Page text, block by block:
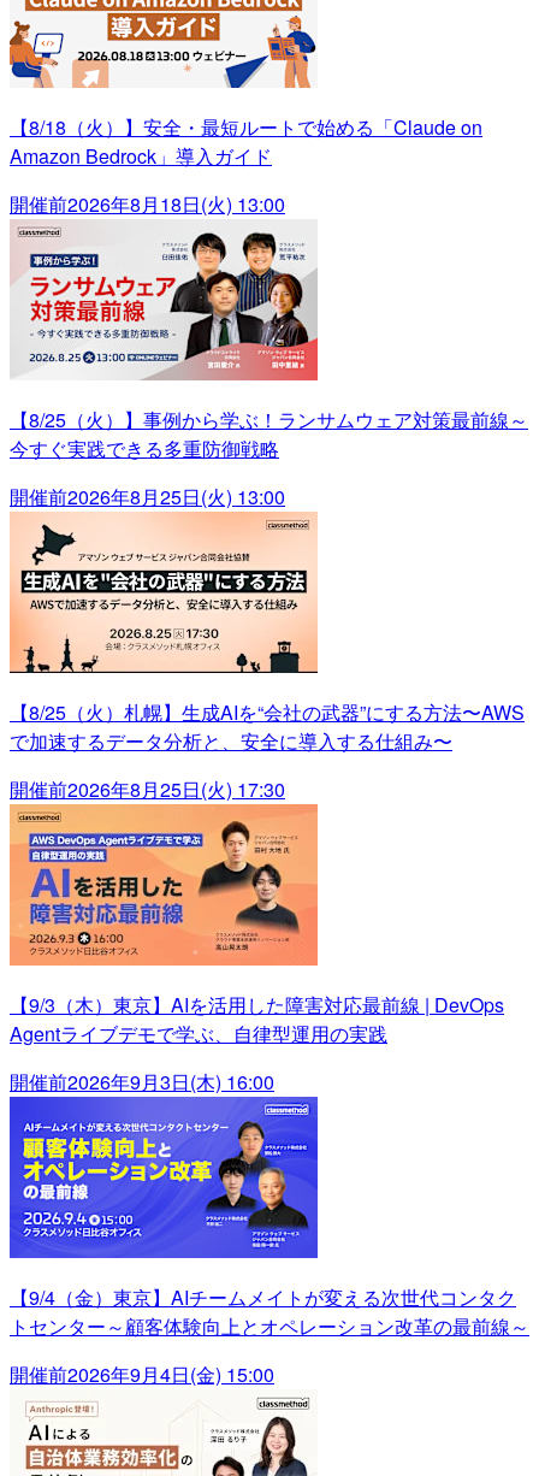
【8/18（火）】安全・最短ルートで始める「Claude on
Amazon Bedrock」導入ガイド
開催前2026年8月18日(火) 13:00
【8/25（火）】事例から学ぶ！ランサムウェア対策最前線～
今すぐ実践できる多重防御戦略
開催前2026年8月25日(火) 13:00
【8/25（火）札幌】生成AIを“会社の武器”にする方法〜AWS
で加速するデータ分析と、安全に導入する仕組み〜
開催前2026年8月25日(火) 17:30
【9/3（木）東京】AIを活用した障害対応最前線 | DevOps
Agentライブデモで学ぶ、自律型運用の実践
開催前2026年9月3日(木) 16:00
【9/4（金）東京】AIチームメイトが変える次世代コンタク
トセンター～顧客体験向上とオペレーション改革の最前線～
開催前2026年9月4日(金) 15:00